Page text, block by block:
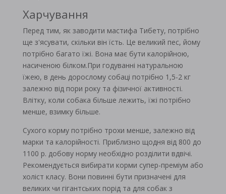
Харчування
Перед тим, як заводити мастифа Тибету, потрібно
ще з'ясувати, скільки він їсть. Це великий пес, йому
потрібно багато їжі. Вона має бути калорійною,
насиченою білком.При годуванні натуральною
їжею, в день дорослому собаці потрібно 1,5-2 кг
залежно від пори року та фізичної активності.
Влітку, коли собака більше лежить, їжі потрібно
менше, взимку більше.
Сухого корму потрібно трохи менше, залежно від
марки та калорійності. Приблизно щодня від 800 до
1100 р. добову норму необхідно розділити вдвічі.
Рекомендується вибирати корми супер-преміум або
холіст класу. Вони повинні бути призначені для
великих чи гігантських порід та для собак з